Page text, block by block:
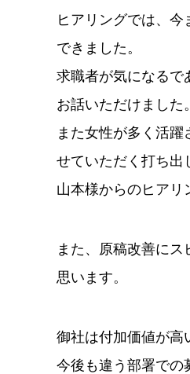
ヒアリングでは、
できました。
求職者が気になるで
お話いただけました。
また女性が多く活
せていただく打ち出
山本様からのヒア
また、原稿改善に
思います。
御社は付加価値が高
今後も違う部署での